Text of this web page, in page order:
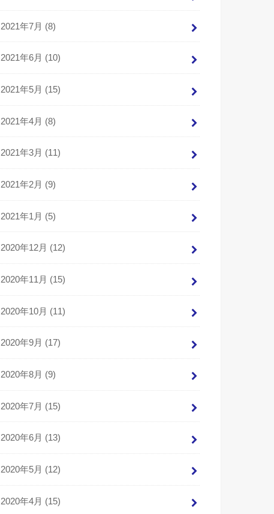
2021年7月 (8)
2021年6月 (10)
2021年5月 (15)
2021年4月 (8)
2021年3月 (11)
2021年2月 (9)
2021年1月 (5)
2020年12月 (12)
2020年11月 (15)
2020年10月 (11)
2020年9月 (17)
2020年8月 (9)
2020年7月 (15)
2020年6月 (13)
2020年5月 (12)
2020年4月 (15)